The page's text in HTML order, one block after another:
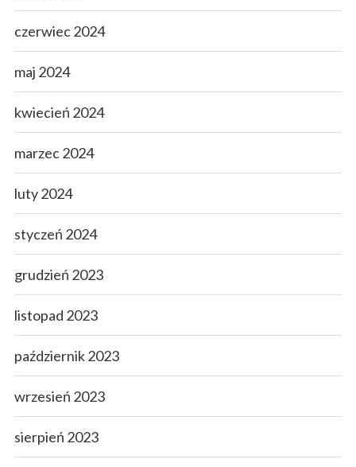
czerwiec 2024
maj 2024
kwiecień 2024
marzec 2024
luty 2024
styczeń 2024
grudzień 2023
listopad 2023
październik 2023
wrzesień 2023
sierpień 2023